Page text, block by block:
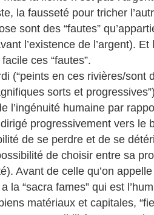
la fausseté pour tricher
sont des “fautes”
l’existence de l’argent).
ces “fautes”.
(“peints en ces rivières/sont
sorts et
l’ingénuité humaine par
progressivement vers le
de se perdre et de se
de choisir entre sa
Avant de celle qu’on
la “sacra fames” qui est
matériaux et capitales,